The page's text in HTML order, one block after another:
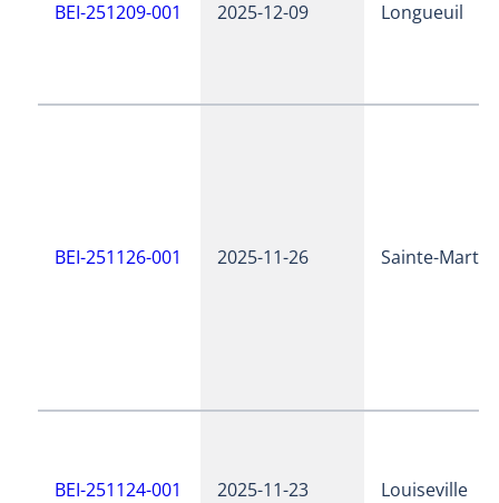
BEI-251209-001 2025-12-09 Longueuil
BEI-251126-001 2025-11-26 Sainte-
BEI-251124-001 2025-11-23 Louiseville